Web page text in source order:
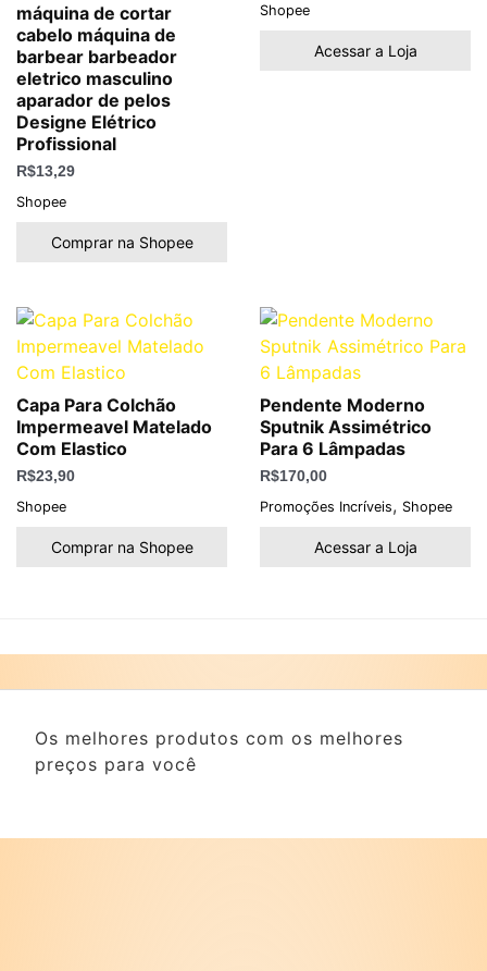
máquina de cortar
cabelo máquina de
barbear barbeador
eletrico masculino
aparador de pelos
Designe Elétrico
Profissional
R$13,29
Shopee
Comprar na Shopee
Shopee
Acessar a Loja
Capa Para Colchão
Impermeavel Matelado
Com Elastico
R$23,90
Shopee
Comprar na Shopee
Pendente Moderno
Sputnik Assimétrico
Para 6 Lâmpadas
R$170,00
Promoções Incríveis, Shopee
Acessar a Loja
Os melhores produtos com os melhores
preços para você